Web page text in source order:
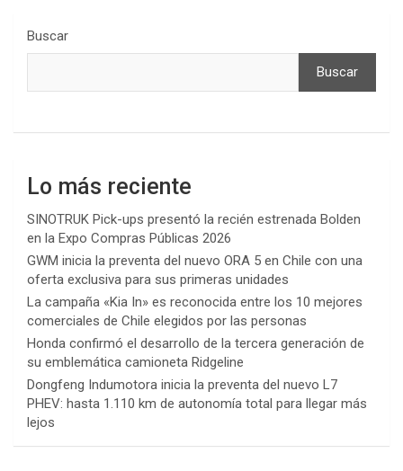
Buscar
Buscar
Lo más reciente
SINOTRUK Pick-ups presentó la recién estrenada Bolden
en la Expo Compras Públicas 2026
GWM inicia la preventa del nuevo ORA 5 en Chile con una
oferta exclusiva para sus primeras unidades
La campaña «Kia In» es reconocida entre los 10 mejores
comerciales de Chile elegidos por las personas
Honda confirmó el desarrollo de la tercera generación de
su emblemática camioneta Ridgeline
Dongfeng Indumotora inicia la preventa del nuevo L7
PHEV: hasta 1.110 km de autonomía total para llegar más
lejos